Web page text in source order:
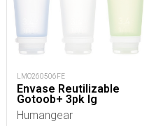
LMO260506FE
Envase Reutilizable
Gotoob+ 3pk lg
Humangear